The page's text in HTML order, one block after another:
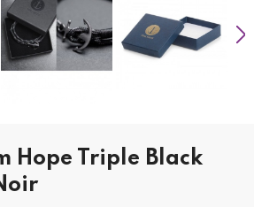
Hope Triple Black